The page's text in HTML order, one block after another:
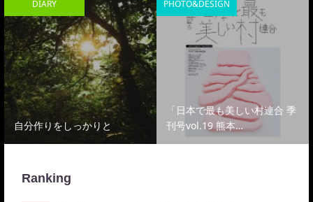
DIARY
自分作りをしっかりと
PHOTO&DESIGN
「日本で最も美しい村連合 季
刊号vol.19 熊本…
Ranking